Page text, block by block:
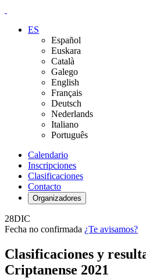
ES
Español
Euskara
Català
Galego
English
Français
Deutsch
Nederlands
Italiano
Português
Calendario
Inscripciones
Clasificaciones
Contacto
Organizadores
28DIC
Fecha no confirmada ¿Te avisamos?
Clasificaciones y
Criptanense 2021